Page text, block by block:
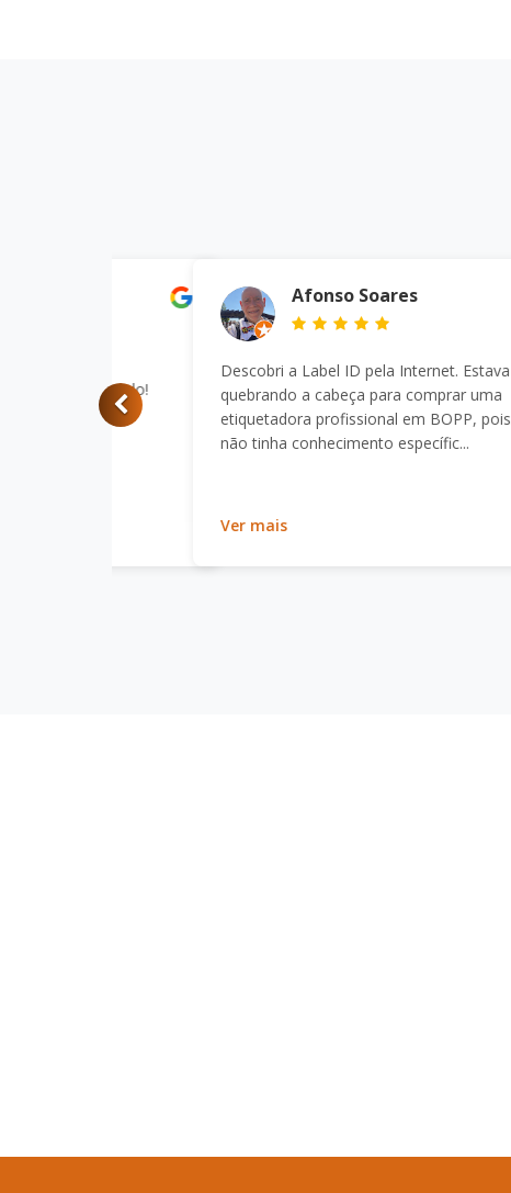
Afonso Soares
Descobri a Label ID pela Internet.
Estava quebrando a cabeça para
comprar uma etiquetadora profissional
em BOPP, pois não tinha
Ver mais